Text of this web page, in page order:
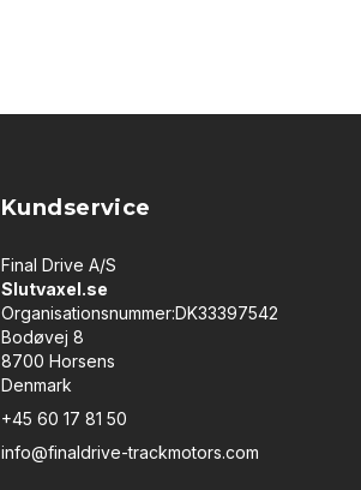
Kundservice
Final Drive A/S
Slutvaxel.se
Organisationsnummer:DK33397542
Bodøvej 8
8700 Horsens
Denmark
+45 60 17 81 50
info@finaldrive-trackmotors.com